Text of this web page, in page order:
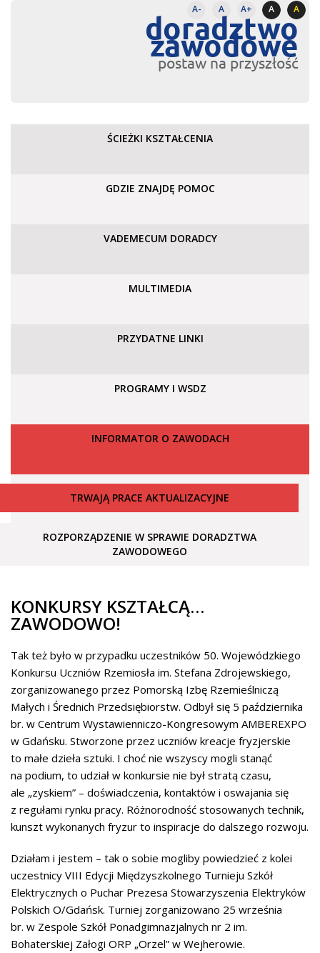
A- A A+ A A
doradztwo
zawodowe
postaw na przyszłość
ŚCIEŻKI KSZTAŁCENIA
GDZIE ZNAJDĘ POMOC
VADEMECUM DORADCY
MULTIMEDIA
PRZYDATNE LINKI
PROGRAMY I WSDZ
INFORMATOR O ZAWODACH
TRWAJĄ PRACE AKTUALIZACYJNE
ROZPORZĄDZENIE W SPRAWIE DORADZTWA
ZAWODOWEGO
KONKURSY KSZTAŁCĄ…
ZAWODOWO!
Tak też było w przypadku uczestników 50. Wojewódzkiego
Konkursu Uczniów Rzemiosła im. Stefana Zdrojewskiego,
zorganizowanego przez Pomorską Izbę Rzemieślniczą
Małych i Średnich Przedsiębiorstw. Odbył się 5 października
br. w Centrum Wystawienniczo-Kongresowym AMBEREXPO
w Gdańsku. Stworzone przez uczniów kreacje fryzjerskie
to małe dzieła sztuki. I choć nie wszyscy mogli stanąć
na podium, to udział w konkursie nie był stratą czasu,
ale „zyskiem” – doświadczenia, kontaktów i oswajania się
z regułami rynku pracy. Różnorodność stosowanych technik,
kunszt wykonanych fryzur to inspiracje do dalszego rozwoju.
Działam i jestem – tak o sobie mogliby powiedzieć z kolei
uczestnicy VIII Edycji Międzyszkolnego Turnieju Szkół
Elektrycznych o Puchar Prezesa Stowarzyszenia Elektryków
Polskich O/Gdańsk. Turniej zorganizowano 25 września
br. w Zespole Szkół Ponadgimnazjalnych nr 2 im.
Bohaterskiej Załogi ORP „Orzel” w Wejherowie.